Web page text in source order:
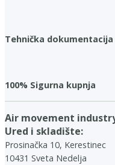
Tehnička
100% Sigurna kupnja
Air movement
Ured i skladište:
Prosinačka 10, Kerestinec
10431 Sveta Nedelja